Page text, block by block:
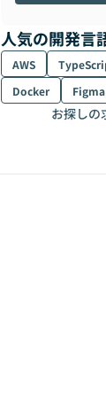
人気の開発言
AWS
Docker
Figma
お探しの